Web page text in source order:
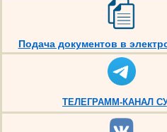
Подача документов в
ТЕЛЕГРАММ-КАНАЛ